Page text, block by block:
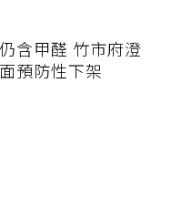
含甲醛 竹市府澄
預防性下架